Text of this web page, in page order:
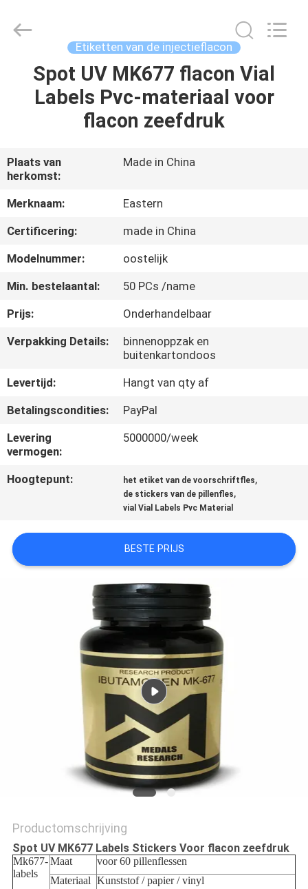
HUIS
PRODUCTEN
ONGEVEER
ONS
FABRIEKSREIS
CONTACTEER
ONS
NIEUWS
GEVALLEN
SITEMAP
POLICY
Industry
Etiketten van de injectieflacon
Spot UV MK677 flacon Vial
Labels Pvc-materiaal voor
flacon zeefdruk
Plaats van
herkomst:
Made in China
Merknaam:
Eastern
Certificering:
made in China
Modelnummer:
oostelijk
Min. bestelaantal:
50 PCs /name
Prijs:
Onderhandelbaar
Verpakking Details:
binnenoppzak en
buitenkartondoos
Levertijd:
Hangt van qty af
Betalingscondities:
PayPal
Levering
vermogen:
5000000/week
Hoogtepunt: het etiket van de voorschriftfles,
de stickers van de pillenfles,
vial Vial Labels Pvc Material
BESTE PRIJS
Productomschrijving
Spot UV MK677 Labels Stickers Voor flacon zeefdruk
Mk677-
labels
Maat
voor 60 pillenflessen
Materiaal Kunststof / papier / vinyl